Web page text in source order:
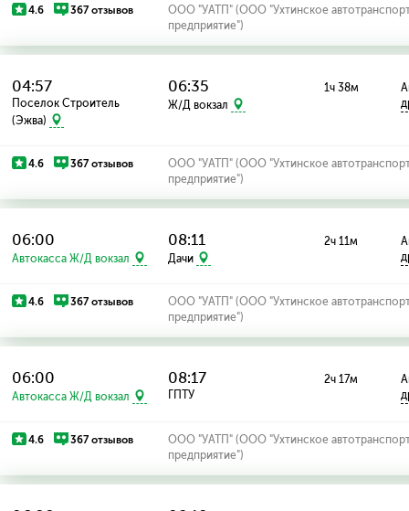
4.6 367 отзывов
ООО "УАТП" (ООО "Ухтинское
предприятие")
04:57
Поселок Строитель
(Эжва)
06:35
Ж/Д вокзал
1ч 38м
4.6 367 отзывов
ООО "УАТП" (ООО "Ухтинское
предприятие")
06:00
Автокасса Ж/Д вокзал
08:11
Дачи
2ч 11м
4.6 367 отзывов
ООО "УАТП" (ООО "Ухтинское
предприятие")
06:00
Автокасса Ж/Д вокзал
08:17
ГПТУ
2ч 17м
4.6 367 отзывов
ООО "УАТП" (ООО "Ухтинское
предприятие")